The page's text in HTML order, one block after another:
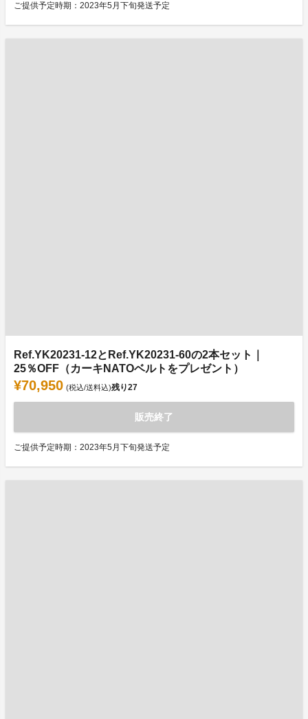
ご提供予定時期：2023年5月下旬発送予定
Ref.YK20231-12とRef.YK20231-60の2本セット｜
25％OFF（カーキNATOベルトをプレゼント）
¥70,950 (税込/送料込)残り27
販売終了
ご提供予定時期：2023年5月下旬発送予定